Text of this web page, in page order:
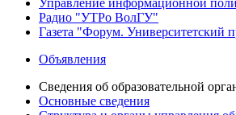
Управление информационной
Радио "УТРо ВолГУ"
Газета "Форум. Университетский
Объявления
Сведения об образовательной
Основные сведения